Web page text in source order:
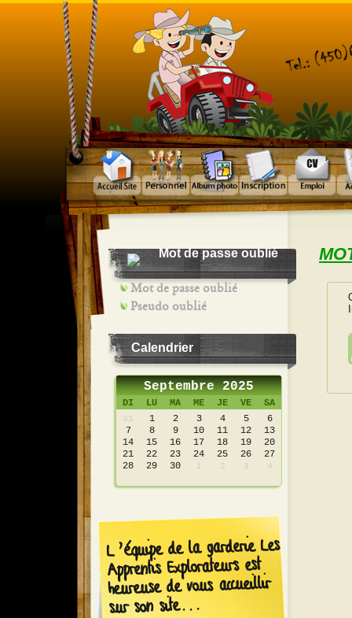
Mot de passe oublié
Mot de passe oublié
Pseudo oublié
Calendrier
Septembre 2025
DI LU MA ME JE VE SA
31 1 2 3 4 5
6
7
8 9 10 11 12
13
14
15 16 17 18 19
20
21
22 23 24 25 26
27
28
29 30 1 2 3 4
L’équipe de la garderie Les
Apprentis Explorateurs est
heureuse de vous accueillir
sur son site...